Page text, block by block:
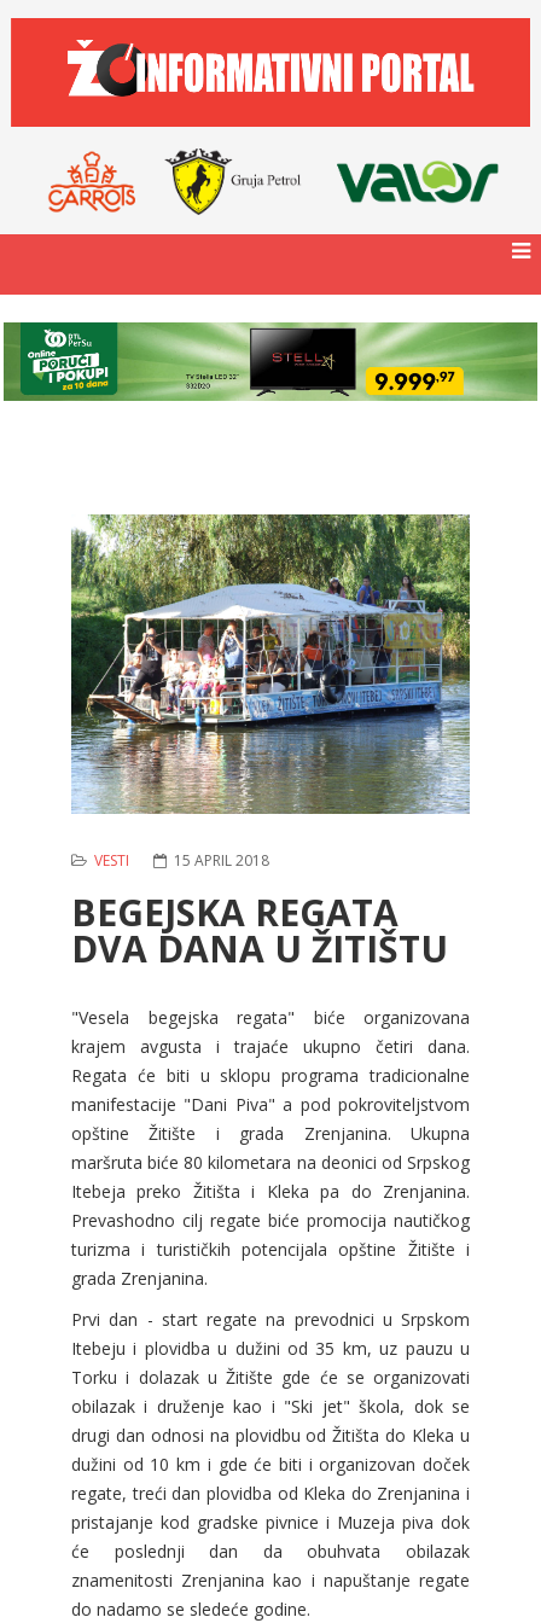
VESTI 15 APRIL 2018
BEGEJSKA REGATA
DVA DANA U ŽITIŠTU
"Vesela begejska regata" biće organizovana
krajem avgusta i trajaće ukupno četiri dana.
Regata će biti u sklopu programa tradicionalne
manifestacije "Dani Piva" a pod pokroviteljstvom
opštine Žitište i grada Zrenjanina. Ukupna
maršruta biće 80 kilometara na deonici od Srpskog
Itebeja preko Žitišta i Kleka pa do Zrenjanina.
Prevashodno cilj regate biće promocija nautičkog
turizma i turističkih potencijala opštine Žitište i
grada Zrenjanina.
Prvi dan - start regate na prevodnici u Srpskom
Itebeju i plovidba u dužini od 35 km, uz pauzu u
Torku i dolazak u Žitište gde će se organizovati
obilazak i druženje kao i "Ski jet" škola, dok se
drugi dan odnosi na plovidbu od Žitišta do Kleka u
dužini od 10 km i gde će biti i organizovan doček
regate, treći dan plovidba od Kleka do Zrenjanina i
pristajanje kod gradske pivnice i Muzeja piva dok
će poslednji dan da obuhvata obilazak
znamenitosti Zrenjanina kao i napuštanje regate
do nadamo se sledeće godine.